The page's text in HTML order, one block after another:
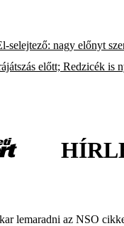
selejtező: nagy előnyt
előtt; Redzicék is
lemaradni az NSO